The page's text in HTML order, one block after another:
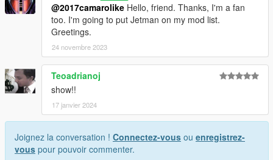
@2017camarolike Hello, friend. Thanks, I'm a fan
too. I'm going to put Jetman on my mod list.
Greetings.
24 novembre 2023
Teoadrianoj
show!!
17 janvier 2024
Joignez la conversation ! Connectez-vous ou enregistrez-
vous pour pouvoir commenter.